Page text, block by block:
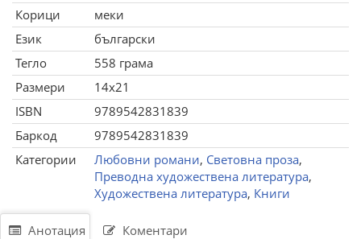
Корици
меки
Език
български
Тегло
558 грама
Размери
14x21
ISBN
9789542831839
Баркод
9789542831839
Категории
Любовни романи, Световна проза,
Преводна художествена литература,
Художествена литература, Книги
Анотация Коментари